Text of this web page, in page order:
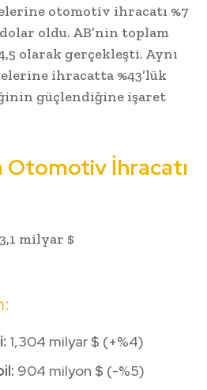
otomotiv ihracatı %7
oldu. AB’nin toplam
olarak gerçekleşti. Aynı
ihracatta %43’lük
güçlendiğine işaret
Otomotiv İhracatı
milyar $
1,304 milyar $ (+%4)
904 milyon $ (-%5)